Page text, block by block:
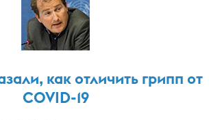
как отличить грипп от
COVID-19